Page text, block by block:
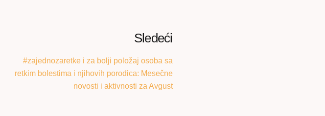
Sledeći
#zajednozaretke i za bolji položaj osoba sa
retkim bolestima i njihovih porodica: Mesečne
novosti i aktivnosti za Avgust